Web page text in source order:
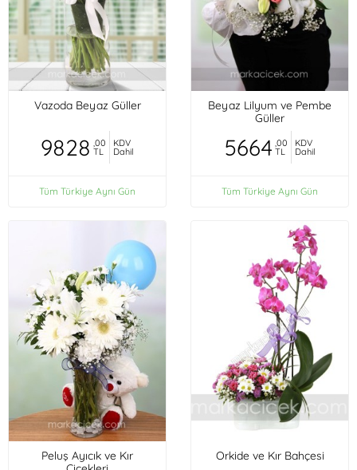
Vazoda Beyaz Güller
9828 ,00
TL
KDV
Dahil
Tüm Türkiye Aynı Gün
Beyaz Lilyum ve Pembe
Güller
5664 ,00
TL
KDV
Dahil
Tüm Türkiye Aynı Gün
Peluş Ayıcık ve Kır
Orkide ve Kır Bahçesi